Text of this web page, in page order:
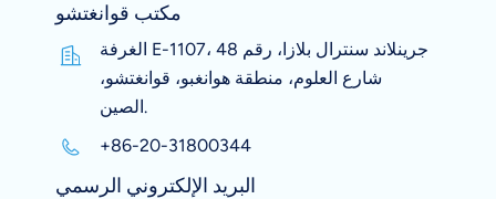
مكتب قوانغتشو
الغرفة E-1107، جرينلاند سنترال بلازا، رقم 48
شارع العلوم، منطقة هوانغبو، قوانغتشو،
الصين.
+86-20-31800344
البريد الإلكتروني الرسمي